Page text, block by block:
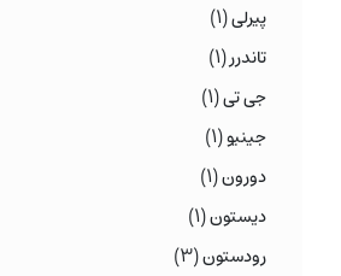
پیرلی(۱)
تاندرر(۱)
جی تی(۱)
جینیو(۱)
دورون(۱)
دیستون(۱)
رودستون(۳)